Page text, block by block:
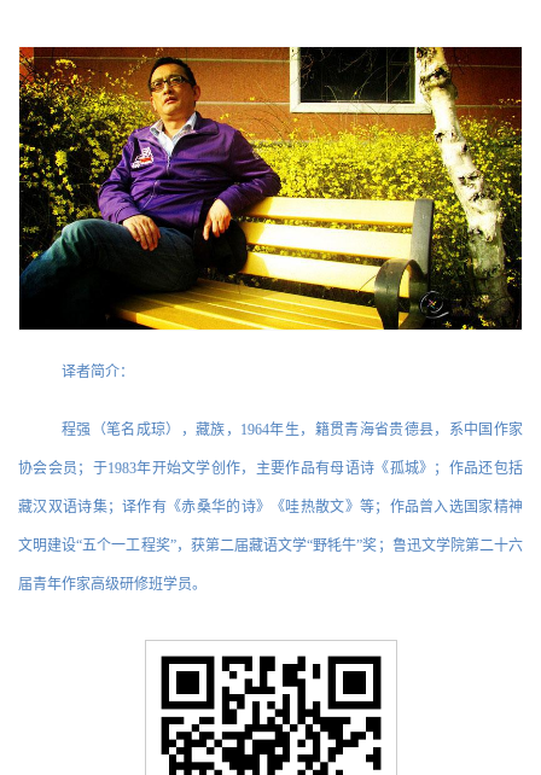
译者简介：
程强（笔名成琼），藏族，1964年生，籍贯青海省贵德县，系中国作家
协会会员；于1983年开始文学创作，主要作品有母语诗《孤城》；作品还包括
藏汉双语诗集；译作有《赤桑华的诗》《哇热散文》等；作品曾入选国家精神
文明建设“五个一工程奖”，获第二届藏语文学“野牦牛”奖；鲁迅文学院第二十六
届青年作家高级研修班学员。